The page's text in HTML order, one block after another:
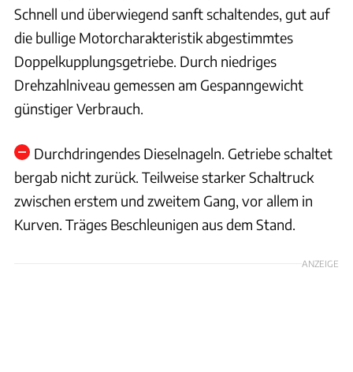
Schnell und überwiegend sanft schaltendes, gut auf
die bullige Motorcharakteristik abgestimmtes
Doppelkupplungsgetriebe. Durch niedriges
Drehzahlniveau gemessen am Gespanngewicht
günstiger Verbrauch.
Durchdringendes Dieselnageln. Getriebe schaltet
bergab nicht zurück. Teilweise starker Schaltruck
zwischen erstem und zweitem Gang, vor allem in
Kurven. Träges Beschleunigen aus dem Stand.
ANZEIGE